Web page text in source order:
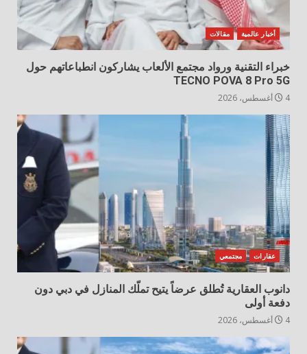
أخبار عالمية مقالات
خبراء التقنية ورواد مجتمع الألعاب يشاركون انطباعاتهم حول
TECNO POVA 8 Pro 5G
4 أغسطس، 2026
عقارات مجتمعي
دانوب العقارية تُطلق عرضاً يتيح تملّك المنازل في دبي دون
دفعة أولى
4 أغسطس، 2026